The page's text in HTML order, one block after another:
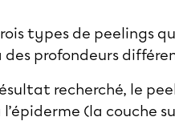
types de peelings
des profondeurs
recherché, le
l’épiderme (la couche